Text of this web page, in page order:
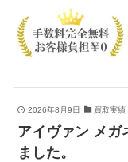
2026年8月9日 買取実績
アイヴァン メガ
ました。